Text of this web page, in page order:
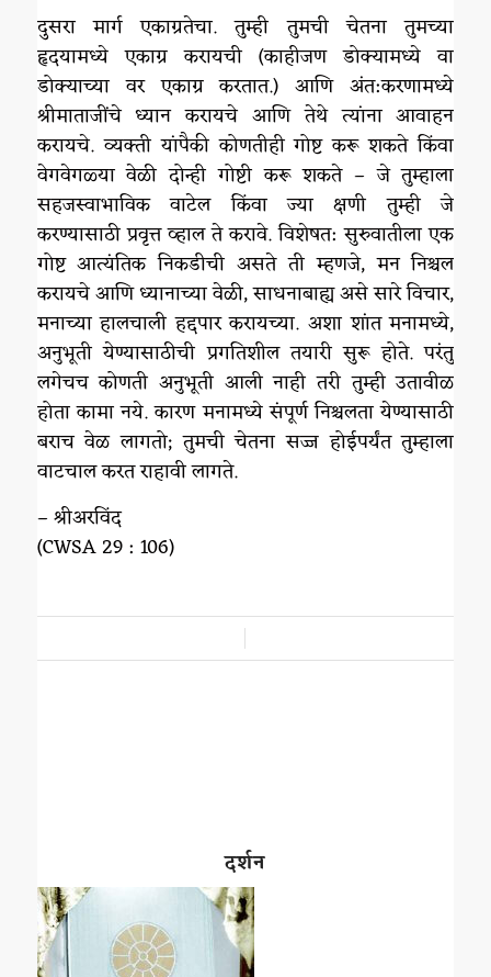
दुसरा मार्ग एकाग्रतेचा. तुम्ही तुमची चेतना तुमच्या
हृदयामध्ये एकाग्र करायची (काहीजण डोक्यामध्ये वा
डोक्याच्या वर एकाग्र करतात.) आणि अंत:करणामध्ये
श्रीमाताजींचे ध्यान करायचे आणि तेथे त्यांना आवाहन
करायचे. व्यक्ती यांपैकी कोणतीही गोष्ट करू शकते किंवा
वेगवेगळ्या वेळी दोन्ही गोष्टी करू शकते – जे तुम्हाला
सहजस्वाभाविक वाटेल किंवा ज्या क्षणी तुम्ही जे
करण्यासाठी प्रवृत्त व्हाल ते करावे. विशेषत: सुरुवातीला एक
गोष्ट आत्यंतिक निकडीची असते ती म्हणजे, मन निश्चल
करायचे आणि ध्यानाच्या वेळी, साधनाबाह्य असे सारे विचार,
मनाच्या हालचाली हद्दपार करायच्या. अशा शांत मनामध्ये,
अनुभूती येण्यासाठीची प्रगतिशील तयारी सुरू होते. परंतु
लगेचच कोणती अनुभूती आली नाही तरी तुम्ही उतावीळ
होता कामा नये. कारण मनामध्ये संपूर्ण निश्चलता येण्यासाठी
बराच वेळ लागतो; तुमची चेतना सज्ज होईपर्यंत तुम्हाला
वाटचाल करत राहावी लागते.
– श्रीअरविंद
(CWSA 29 : 106)
दर्शन